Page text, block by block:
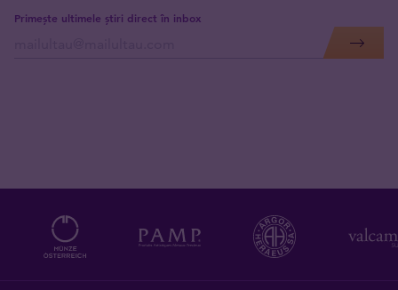
Primește ultimele știri direct în inbox